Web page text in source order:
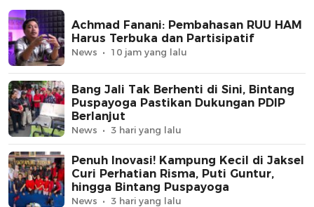
Achmad Fanani: Pembahasan RUU HAM
Harus Terbuka dan Partisipatif
News 10 jam yang lalu
Bang Jali Tak Berhenti di Sini, Bintang
Puspayoga Pastikan Dukungan PDIP
Berlanjut
News 3 hari yang lalu
Penuh Inovasi! Kampung Kecil di Jaksel
Curi Perhatian Risma, Puti Guntur,
hingga Bintang Puspayoga
News 3 hari yang lalu